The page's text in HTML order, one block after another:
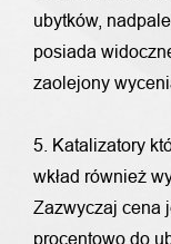
ubytków,
posiada
zaolejony
5. Katalizatory
wkład również
Zazwyczaj cena
procentowo do